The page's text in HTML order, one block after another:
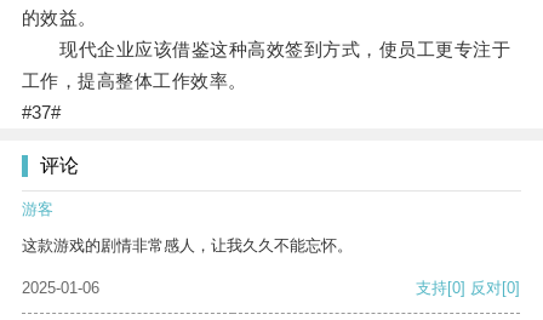
的效益。
现代企业应该借鉴这种高效签到方式，使员工更专注于
工作，提高整体工作效率。
#37#
评论
游客
这款游戏的剧情非常感人，让我久久不能忘怀。
2025-01-06 支持[0] 反对[0]